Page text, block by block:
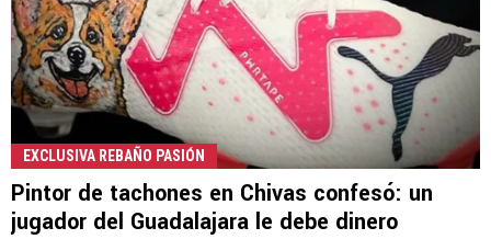
EXCLUSIVA REBAÑO PASIÓN
Pintor de tachones en Chivas confesó: un
jugador del Guadalajara le debe dinero